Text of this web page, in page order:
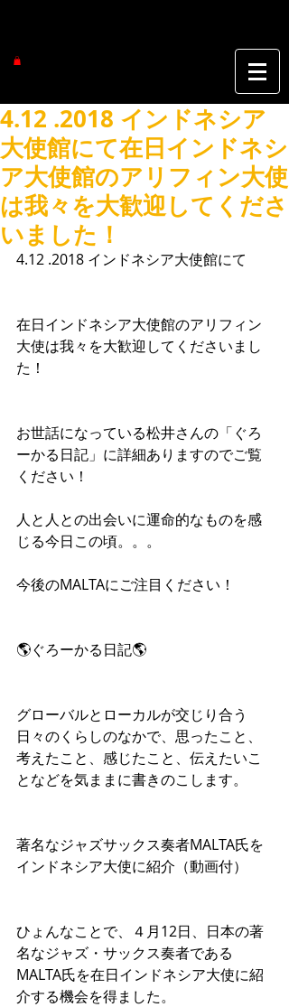
4.12 .2018 インドネシア
大使館にて在日インドネシ
ア大使館のアリフィン大使
は我々を大歓迎してくださ
いました！
4.12 .2018 インドネシア大使館にて
在日インドネシア大使館のアリフィン
大使は我々を大歓迎してくださいまし
た！
お世話になっている松井さんの「ぐろ
ーかる日記」に詳細ありますのでご覧
ください！
人と人との出会いに運命的なものを感
じる今日この頃。。。
今後のMALTAにご注目ください！
🌎ぐろーかる日記🌎
グローバルとローカルが交じり合う
日々のくらしのなかで、思ったこと、
考えたこと、感じたこと、伝えたいこ
となどを気ままに書きのこします。
著名なジャズサックス奏者MALTA氏を
インドネシア大使に紹介（動画付）
ひょんなことで、４月12日、日本の著
名なジャズ・サックス奏者である
MALTA氏を在日インドネシア大使に紹
介する機会を得ました。